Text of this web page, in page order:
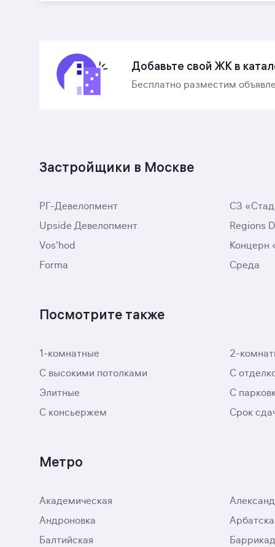
Добавьте свой ЖК в
Бесплатно разместим
Застройщики в Москве
РГ-Девелопмент
СЗ
Upside Девелопмент
Regions
Vos'hod
Концерн
Forma
Среда
Посмотрите также
1-комнатные
2-
С высокими потолками
С
Элитные
С
С консьержем
Срок
Метро
Академическая
Андроновка
Балтийская